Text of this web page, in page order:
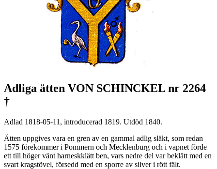
Adliga ätten VON SCHINCKEL nr 2264
†
Adlad 1818-05-11, introducerad 1819. Utdöd 1840.
Ätten uppgives vara en gren av en gammal adlig släkt, som redan
1575 förekommer i Pommern och Mecklenburg och i vapnet förde
ett till höger vänt harneskklätt ben, vars nedre del var beklätt med en
svart kragstövel, försedd med en sporre av silver i rött fält.